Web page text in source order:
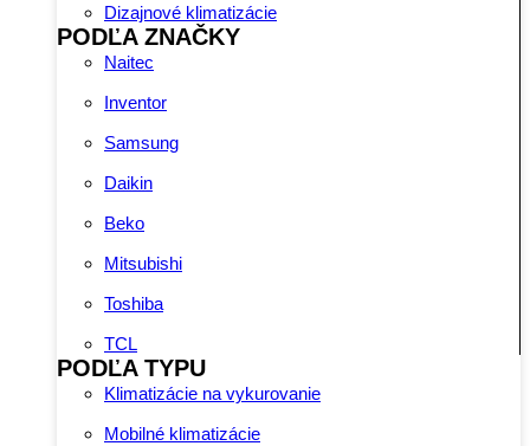
Dizajnové klimatizácie
PODĽA ZNAČKY
Naitec
Inventor
Samsung
Daikin
Beko
Mitsubishi
Toshiba
TCL
PODĽA TYPU
Klimatizácie na vykurovanie
Mobilné klimatizácie